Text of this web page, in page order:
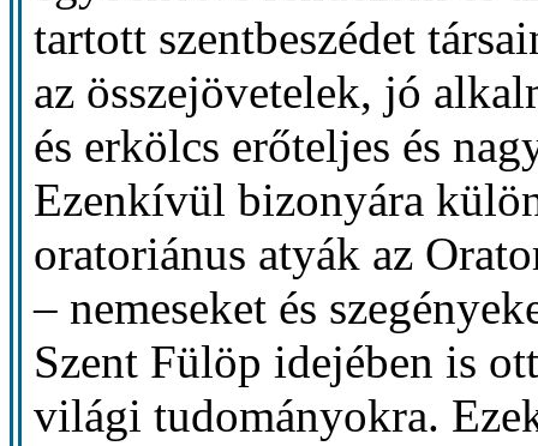
tartott szentbeszédet
az összejövetelek, jó
és erkölcs erőteljes és
Ezenkívül bizonyára
oratoriánus atyák az
– nemeseket és
Szent Fülöp idejében is
világi tudományokra.